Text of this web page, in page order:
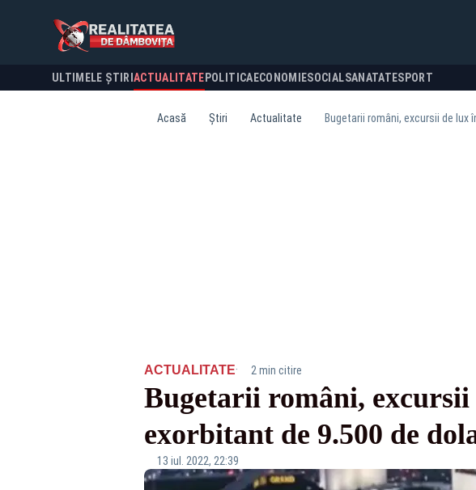
ULTIMELE ȘTIRI ACTUALITATE POLITICA ECONOMIESOCIALSANATATESPORT
Acasă Știri Actualitate Bugetarii români, excursii de lux
ACTUALITATE· 2 min citire
Bugetarii români,
exorbitant de 9.500 de
13 iul. 2022, 22:39